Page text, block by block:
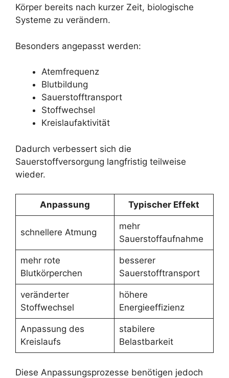
Körper bereits nach kurzer Zeit, biologische
Systeme zu verändern.
Besonders angepasst werden:
Atemfrequenz
Blutbildung
Sauerstofftransport
Stoffwechsel
Kreislaufaktivität
Dadurch verbessert sich die
Sauerstoffversorgung langfristig teilweise
wieder.
Anpassung Typischer Effekt
schnellere Atmung
mehr
Sauerstoffaufnahme
mehr rote
Blutkörperchen
besserer
Sauerstofftransport
veränderter
Stoffwechsel
höhere
Energieeffizienz
Anpassung des
Kreislaufs
stabilere
Belastbarkeit
Diese Anpassungsprozesse benötigen jedoch